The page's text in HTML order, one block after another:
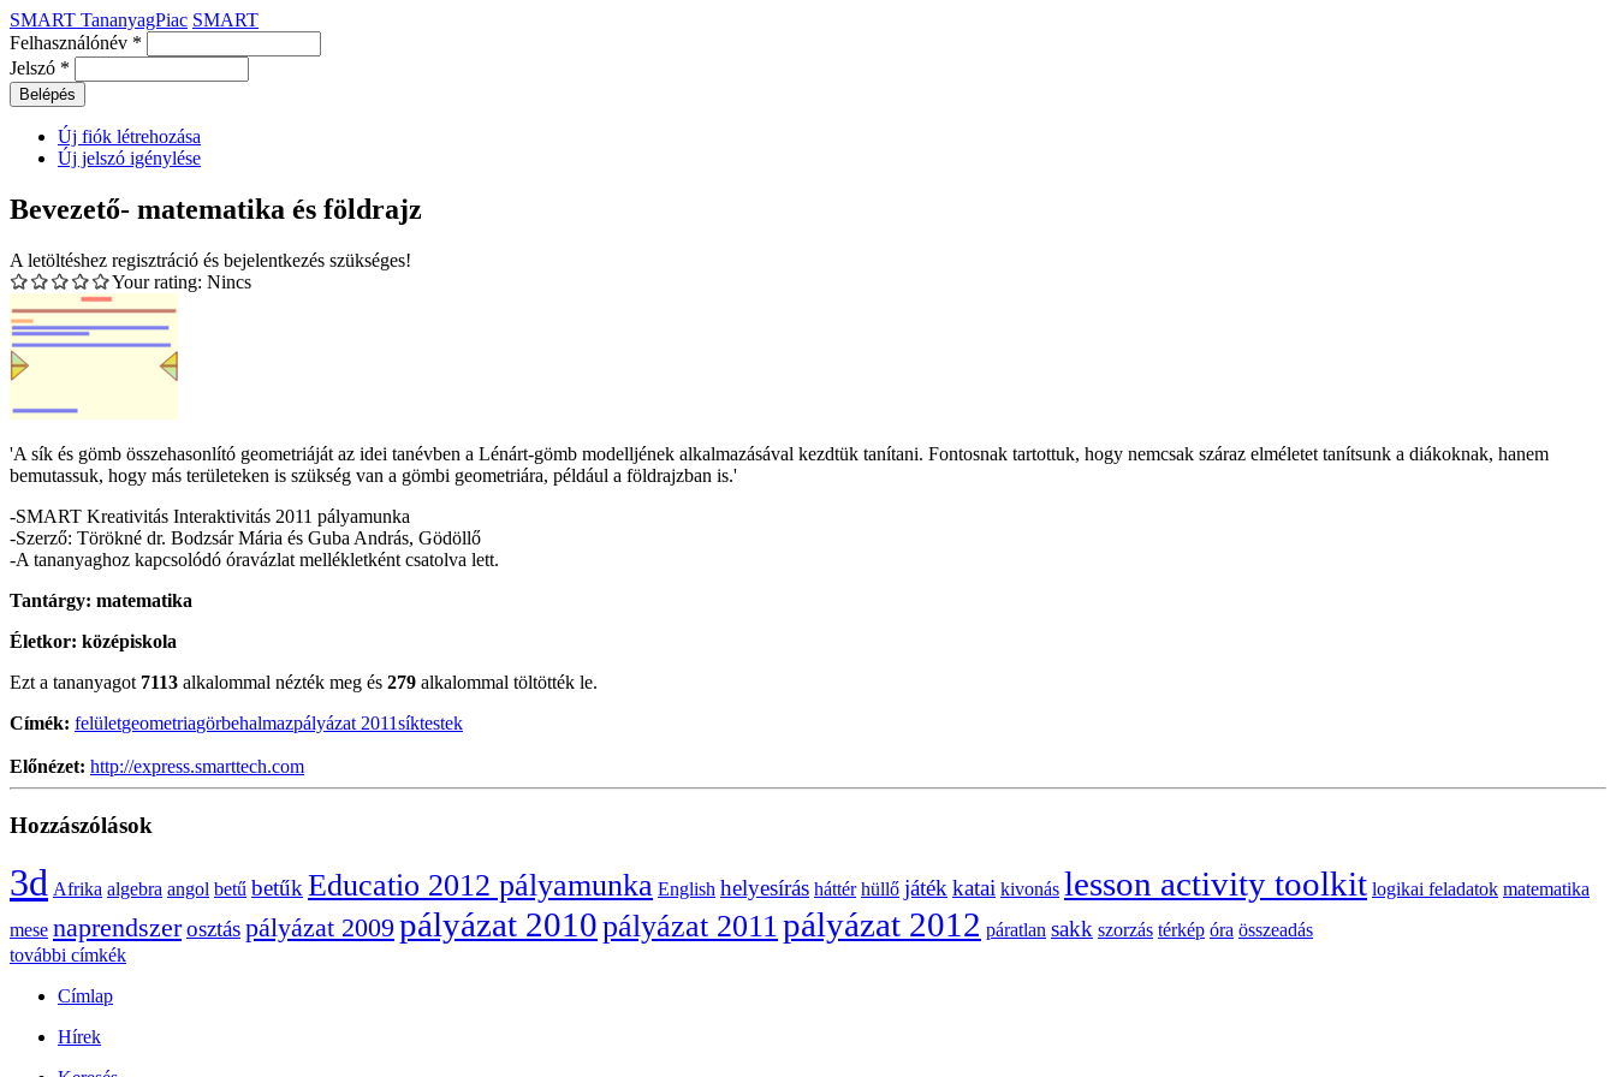
SMART TananyagPiac SMART
Felhasználónév *
Jelszó *
Új fiók létrehozása
Új jelszó igénylése
Bevezető- matematika és földrajz
A letöltéshez regisztráció és bejelentkezés szükséges!
Your rating: Nincs
'A sík és gömb összehasonlító geometriáját az idei tanévben a Lénárt-gömb modelljének alkalmazásával kezdtük tanítani. Fontosnak tartottuk, hogy nemcsak száraz elméletet tanítsunk a diákoknak, hanem
bemutassuk, hogy más területeken is szükség van a gömbi geometriára, például a földrajzban is.'
-SMART Kreativitás Interaktivitás 2011 pályamunka
-Szerző: Törökné dr. Bodzsár Mária és Guba András, Gödöllő
-A tananyaghoz kapcsolódó óravázlat mellékletként csatolva lett.
Tantárgy: matematika
Életkor: középiskola
Ezt a tananyagot 7113 alkalommal nézték meg és 279 alkalommal töltötték le.
Címék: felületgeometriagörbehalmazpályázat 2011síktestek
Előnézet: http://express.smarttech.com
Hozzászólások
3d Afrika algebra angol betű betűkEducatio 2012 pályamunka English helyesírás háttér hüllő játékkatai kivonás lesson activity toolkit logikai feladatok matematika
mese naprendszerosztáspályázat 2009 pályázat 2010pályázat 2011pályázat 2012 páratlan sakk szorzás térkép óra összeadás
további címkék
Címlap
Hírek